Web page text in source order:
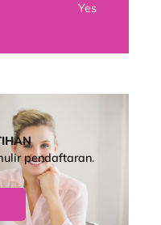
Yes
pendaftaran.